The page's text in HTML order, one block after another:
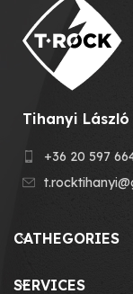
Tihanyi László
+36 20 597
CATHEGORIES
SERVICES